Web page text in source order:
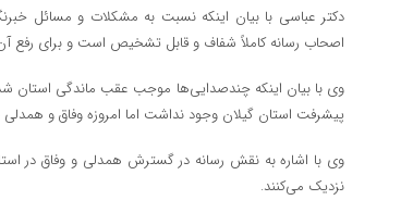
دکتر عباسی با بیان اینکه نسبت به مشکلات و مسائل
اصحاب رسانه کاملاً شفاف و قابل تشخیص است و برای رفع
وی با بیان اینکه چندصدایی‌ها موجب عقب ماندگی استان
پیشرفت استان گیلان وجود نداشت اما امروزه وفاق و
وی با اشاره به نقش رسانه در گسترش همدلی و وفاق در
نزدیک می‌کنند.